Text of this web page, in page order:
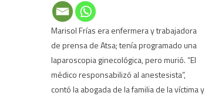
Marisol Frías era enfermera y trabajadora
de prensa de Atsa; tenía programado una
laparoscopia ginecológica, pero murió. “El
médico responsabilizó al anestesista”,
contó la abogada de la familia de la víctima y